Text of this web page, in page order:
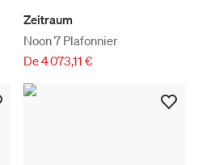
Zeitraum
Noon 7 Plafonnier
De 4 073,11 €